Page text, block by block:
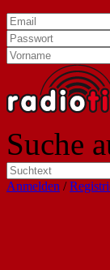
Suche
Anmelden /